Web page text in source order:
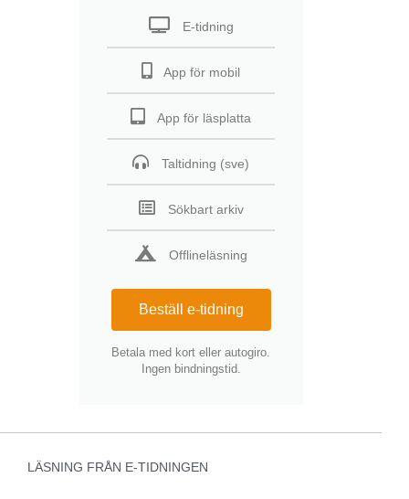
E-tidning
App för mobil
App för läsplatta
Taltidning (sve)
Sökbart arkiv
Offlineläsning
Beställ e-tidning
Betala med kort eller autogiro.
Ingen bindningstid.
LÄSNING FRÅN E-TIDNINGEN